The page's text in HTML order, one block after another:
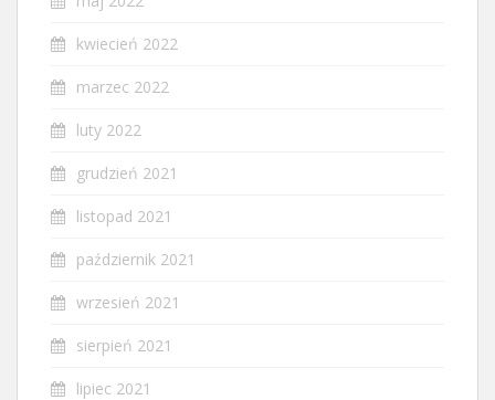
kwiecień 2022
marzec 2022
luty 2022
grudzień 2021
listopad 2021
październik 2021
wrzesień 2021
sierpień 2021
lipiec 2021